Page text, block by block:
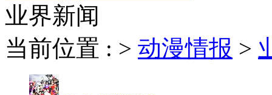
业界新闻
当前位置 : > 动漫情报 >